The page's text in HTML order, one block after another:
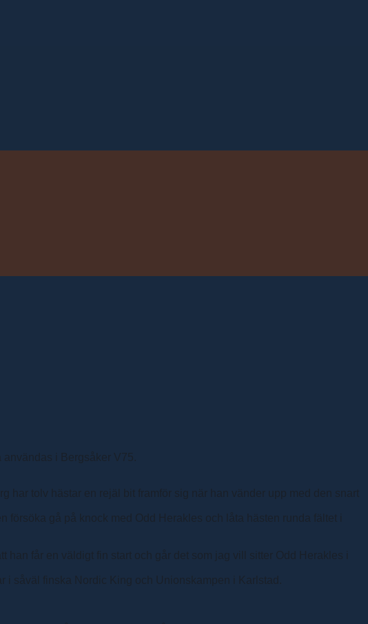
användas i Bergsåker V75.
har tolv hästar en rejäl bit framför sig när han vänder upp med den snart
gå på knock med Odd Herakles och låta hästen runda fältet i
får en väldigt fin start och går det som jag vill sitter Odd Herakles i
i såväl finska Nordic King och Unionskampen i Karlstad.